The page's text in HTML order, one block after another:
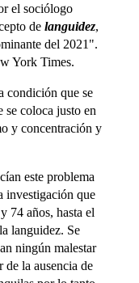
el sociólogo
de languidez,
del 2021".
York Times.
condición que se
se coloca justo en
y concentración y
este problema
investigación que
74 años, hasta el
languidez. Se
ningún malestar
de la ausencia de